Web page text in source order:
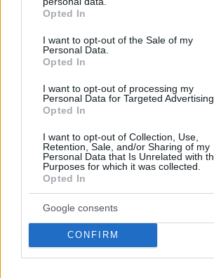
grant or deny consent to Google and its
use your data for below specified purposes
consent section.
Opted In
I want to opt-out of the Sale of my
Personal Data.
Opted In
I want to opt-out of processing my
Personal Data for Targeted Advertising.
Opted In
I want to opt-out of Collection, Use,
Retention, Sale, and/or Sharing of my
Personal Data that Is Unrelated with
Purposes for which it was collected.
Opted In
Google consents
CONFIRM